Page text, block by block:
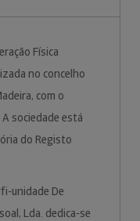
Física
no concelho
com o
sociedade está
do Registo
unidade De
Lda. dedica-se